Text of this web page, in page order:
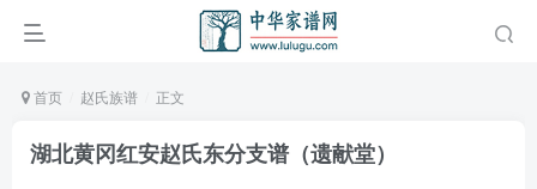
首页 赵氏族谱 正文
湖北黄冈红安赵氏东分支谱（遗献堂）